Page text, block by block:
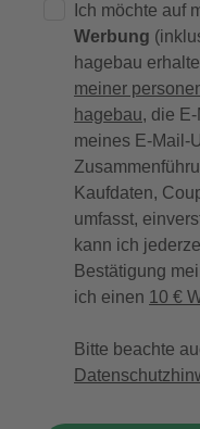
Ich möchte auf
Werbung
hagebau
meiner
hagebau, die
meines E-Mail-
Kaufdaten,
umfasst,
kann ich
Bestätigung
ich einen 10 €
Bitte beachte